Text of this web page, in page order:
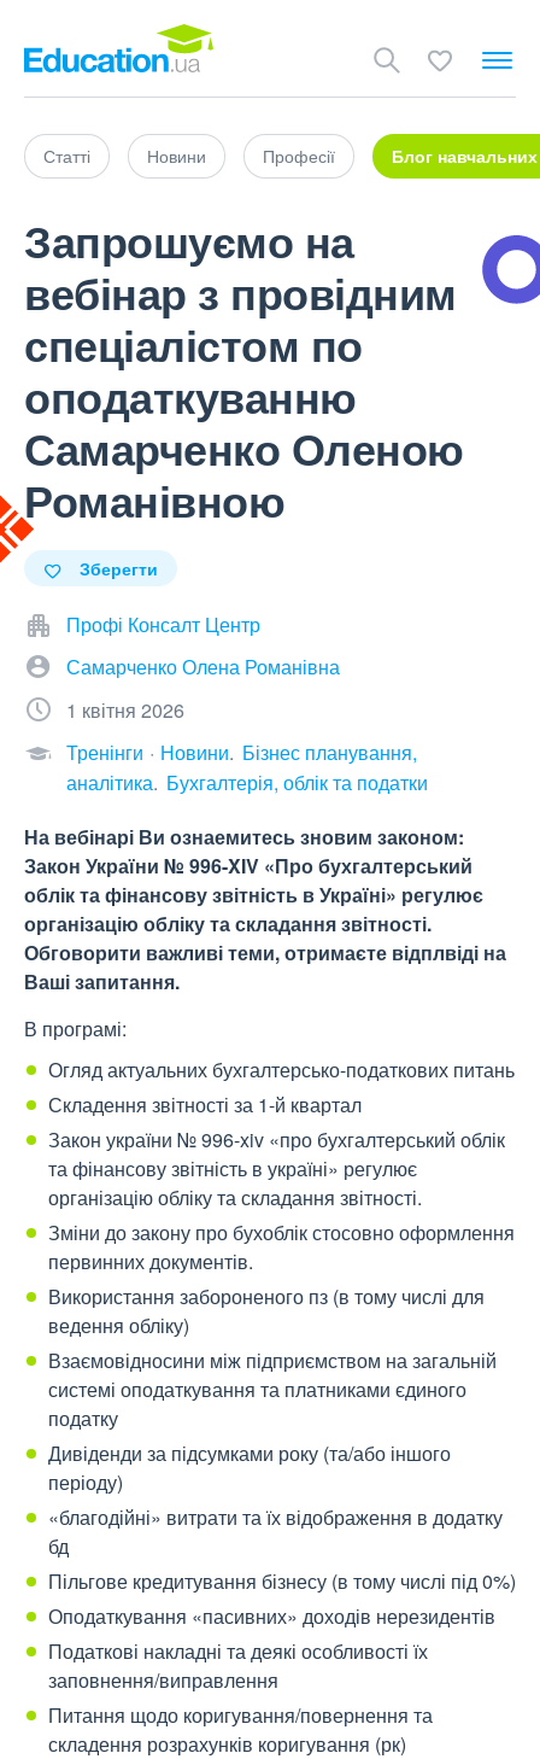
Статті Новини Професії Блог навчальних
Запрошуємо на
вебінар з провідним
спеціалістом по
оподаткуванню
Самарченко Оленою
Романівною
Зберегти
Профі Консалт Центр
Самарченко Олена Романівна
1 квітня 2026
Тренінги
Новини Бізнес планування,
аналітика Бухгалтерія, облік та податки
На вебінарі Ви ознаемитесь зновим законом:
Закон України № 996-XIV «Про бухгалтерський
облік та фінансову звітність в Україні» регулює
організацію обліку та складання звітності.
Обговорити важливі теми, отримаєте відплвіді на
Ваші запитання.
В програмі:
Огляд актуальних бухгалтерсько-податкових питань
Складення звітності за 1-й квартал
Закон україни № 996-xiv «про бухгалтерський облік
та фінансову звітність в україні» регулює
організацію обліку та складання звітності.
Зміни до закону про бухоблік стосовно оформлення
первинних документів.
Використання забороненого пз (в тому числі для
ведення обліку)
Взаємовідносини між підприємством на загальній
системі оподаткування та платниками єдиного
податку
Дивіденди за підсумками року (та/або іншого
періоду)
«благодійні» витрати та їх відображення в додатку
бд
Пільгове кредитування бізнесу (в тому числі під 0%)
Оподаткування «пасивних» доходів нерезидентів
Податкові накладні та деякі особливості їх
заповнення/виправлення
Питання щодо коригування/повернення та
складення розрахунків коригування (рк)